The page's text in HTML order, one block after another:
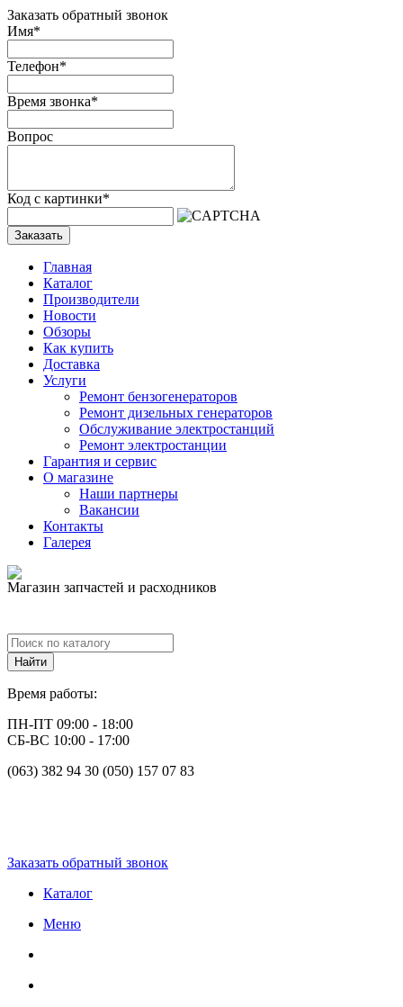
Заказать обратный звонок
Имя*
Телефон*
Время звонка*
Вопрос
Код с картинки*
Заказать
Главная
Каталог
Производители
Новости
Обзоры
Как купить
Доставка
Услуги
Ремонт бензогенераторов
Ремонт дизельных генераторов
Обслуживание электростанций
Ремонт электростанции
Гарантия и сервис
О магазине
Наши партнеры
Вакансии
Контакты
Галерея
Магазин запчастей и расходников
Время работы:
ПН-ПТ 09:00 - 18:00
СБ-ВС 10:00 - 17:00
(063) 382 94 30 (050) 157 07 83
Заказать обратный звонок
Каталог
Меню